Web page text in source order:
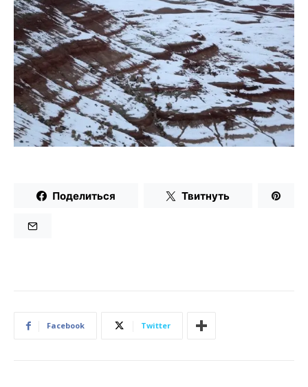
Поделиться Твитнуть
Facebook Twitter